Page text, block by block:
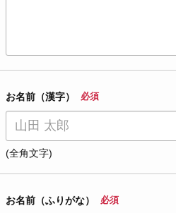
お名前（漢字） 必須
(全角文字)
お名前（ふりがな） 必須